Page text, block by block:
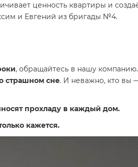
ценность квартиры и
и Евгений из бригады №4.
, обращайтесь в нашу
страшном сне. И неважно, кто вы
прохладу в каждый дом.
кажется.